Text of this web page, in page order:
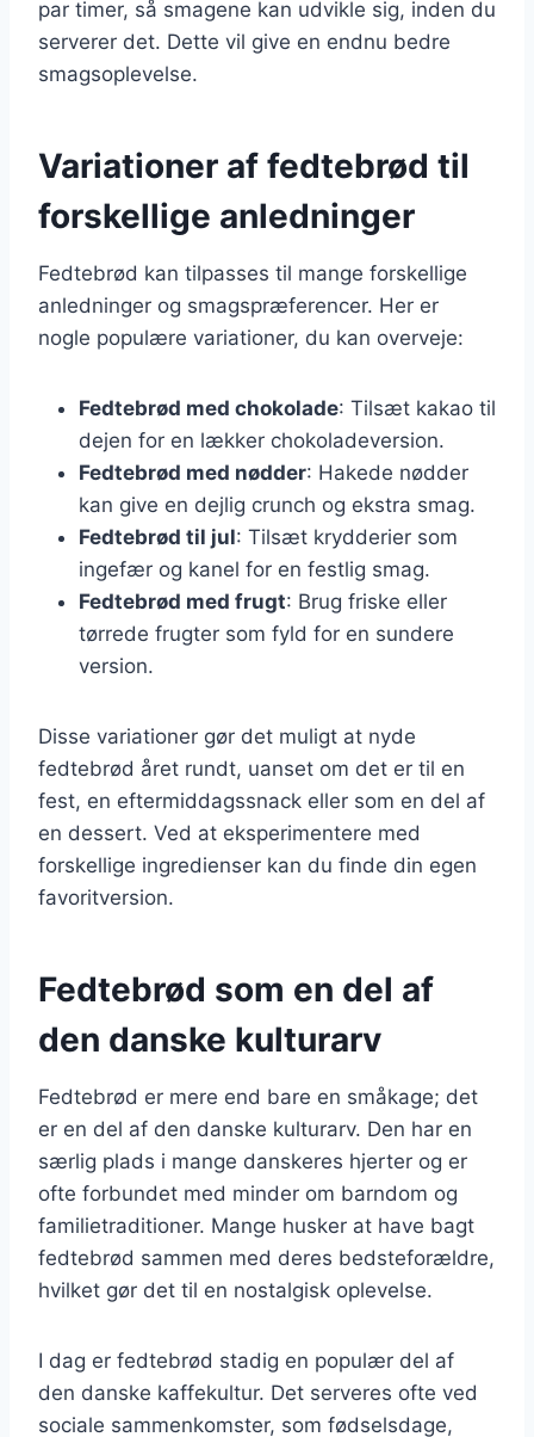
par timer, så smagene kan udvikle sig, inden du
serverer det. Dette vil give en endnu bedre
smagsoplevelse.
Variationer af fedtebrød til
forskellige anledninger
Fedtebrød kan tilpasses til mange forskellige
anledninger og smagspræferencer. Her er
nogle populære variationer, du kan overveje:
Fedtebrød med chokolade: Tilsæt kakao til
dejen for en lækker chokoladeversion.
Fedtebrød med nødder: Hakede nødder
kan give en dejlig crunch og ekstra smag.
Fedtebrød til jul: Tilsæt krydderier som
ingefær og kanel for en festlig smag.
Fedtebrød med frugt: Brug friske eller
tørrede frugter som fyld for en sundere
version.
Disse variationer gør det muligt at nyde
fedtebrød året rundt, uanset om det er til en
fest, en eftermiddagssnack eller som en del af
en dessert. Ved at eksperimentere med
forskellige ingredienser kan du finde din egen
favoritversion.
Fedtebrød som en del af
den danske kulturarv
Fedtebrød er mere end bare en småkage; det
er en del af den danske kulturarv. Den har en
særlig plads i mange danskeres hjerter og er
ofte forbundet med minder om barndom og
familietraditioner. Mange husker at have bagt
fedtebrød sammen med deres bedsteforældre,
hvilket gør det til en nostalgisk oplevelse.
I dag er fedtebrød stadig en populær del af
den danske kaffekultur. Det serveres ofte ved
sociale sammenkomster, som fødselsdage,